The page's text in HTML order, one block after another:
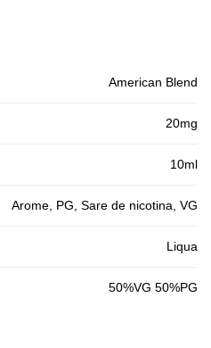
American Blend
20mg
10ml
Arome, PG, Sare de nicotina, VG
Liqua
50%VG 50%PG